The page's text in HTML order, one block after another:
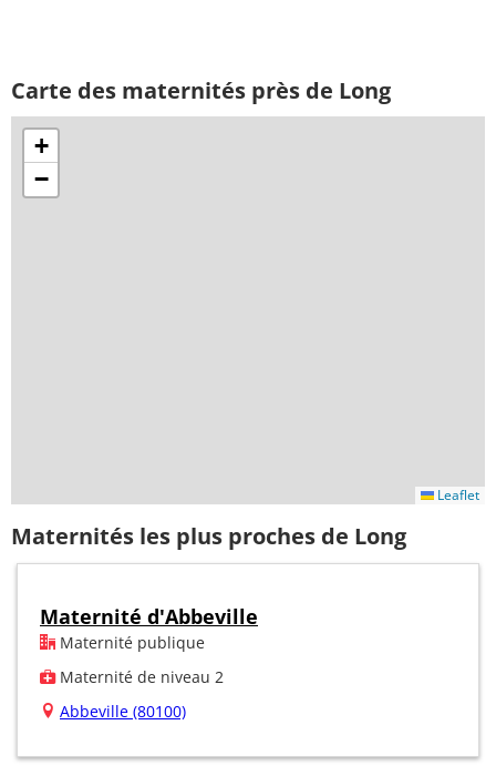
Carte des maternités près de Long
+
−
Leaflet
Maternités les plus proches de Long
Maternité d'Abbeville
Maternité publique
Maternité de niveau 2
Abbeville (80100)